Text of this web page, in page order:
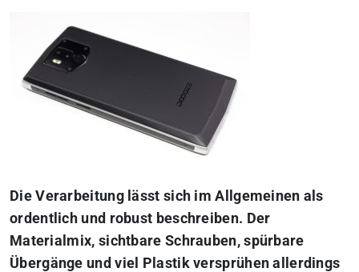
Die Verarbeitung lässt sich im Allgemeinen als
ordentlich und robust beschreiben. Der
Materialmix, sichtbare Schrauben, spürbare
Übergänge und viel Plastik versprühen allerdings